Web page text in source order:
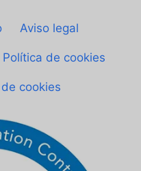
| Aviso legal
Política de cookies
cookies